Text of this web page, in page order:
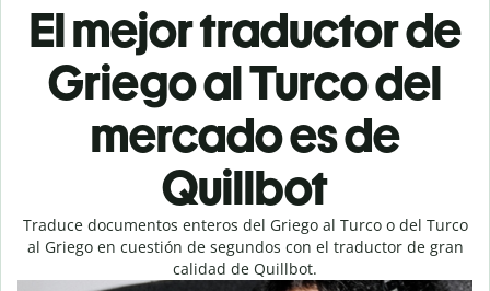
El mejor traductor de
Griego al Turco del
mercado es de
Quillbot
Traduce documentos enteros del Griego al Turco o del Turco
al Griego en cuestión de segundos con el traductor de gran
calidad de Quillbot.